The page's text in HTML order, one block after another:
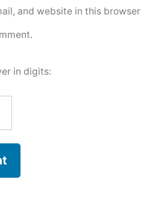
and website in this browser
in digits: